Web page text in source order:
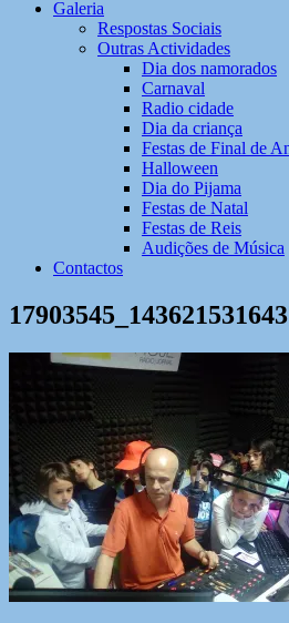
Galeria
Respostas Sociais
Outras Actividades
Dia dos namorados
Carnaval
Radio cidade
Dia da criança
Festas de Final de
Halloween
Dia do Pijama
Festas de Natal
Festas de Reis
Audições de Música
Contactos